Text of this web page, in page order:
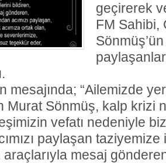
geçirerek
FM Sahibi,
mesajında; “Ailemizde
Murat Sönmüş, kalp krizi
vefatı nedeniyle
paylaşan
mesaj